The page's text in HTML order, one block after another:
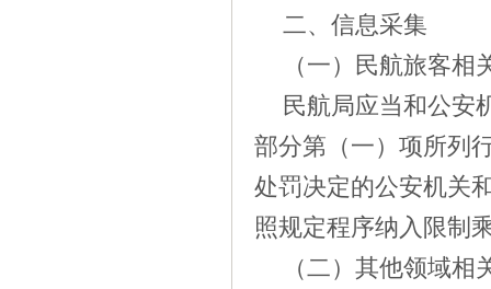
二、信息采集
（一）民航旅客相
民航局应当和公安
部分第（一）项所列
处罚决定的公安机关
照规定程序纳入限制
（二）其他领域相